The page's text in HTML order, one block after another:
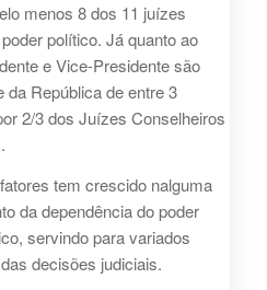
menos 8 dos 11 juízes
político. Já quanto ao
e Vice-Presidente são
da República de entre 3
2/3 dos Juízes Conselheiros
tem crescido nalguma
da dependência do poder
servindo para variados
decisões judiciais.